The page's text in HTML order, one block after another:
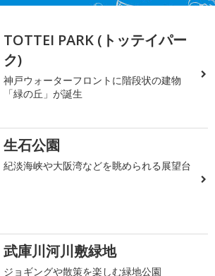
TOTTEI PARK (トッテイパー
ク)
神戸ウォーターフロントに階段状の建物
「緑の丘」が誕生
生石公園
紀淡海峡や大阪湾などを眺められる展望台
武庫川河川敷緑地
ジョギングや散策を楽しむ緑地公園